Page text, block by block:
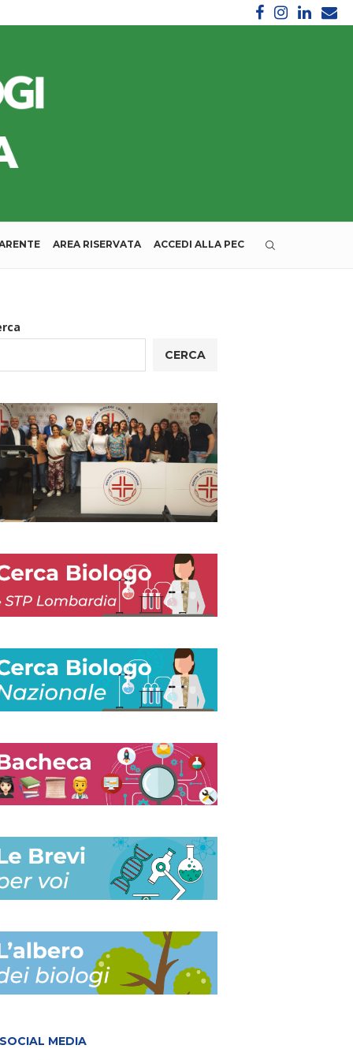
AREA RISERVATA ACCEDI ALLA PEC
CERCA
SOCIAL MEDIA